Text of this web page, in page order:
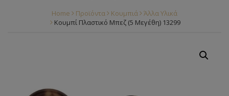
Home Προϊόντα Κουμπιά
Άλλα Υλικά
Κουμπί Πλαστικό Μπεζ (5 Μεγέθη) 13299